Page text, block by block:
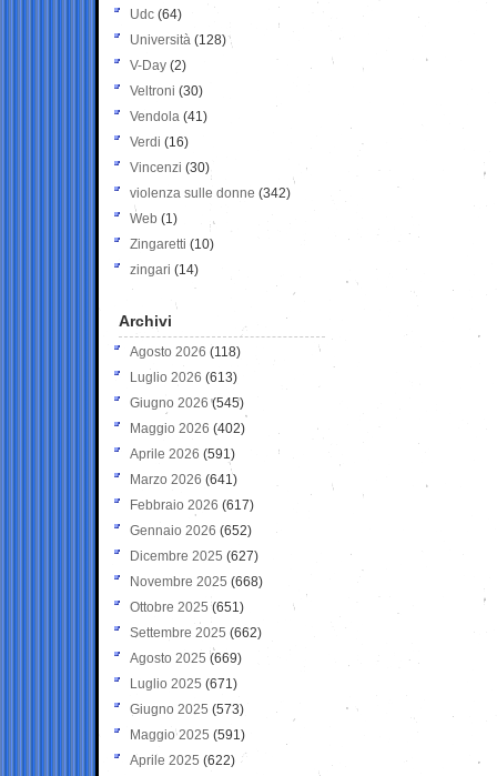
Udc (64)
Università (128)
V-Day (2)
Veltroni (30)
Vendola (41)
Verdi (16)
Vincenzi (30)
violenza sulle donne (342)
Web (1)
Zingaretti (10)
zingari (14)
Archivi
Agosto 2026 (118)
Luglio 2026 (613)
Giugno 2026 (545)
Maggio 2026 (402)
Aprile 2026 (591)
Marzo 2026 (641)
Febbraio 2026 (617)
Gennaio 2026 (652)
Dicembre 2025 (627)
Novembre 2025 (668)
Ottobre 2025 (651)
Settembre 2025 (662)
Agosto 2025 (669)
Luglio 2025 (671)
Giugno 2025 (573)
Maggio 2025 (591)
Aprile 2025 (622)